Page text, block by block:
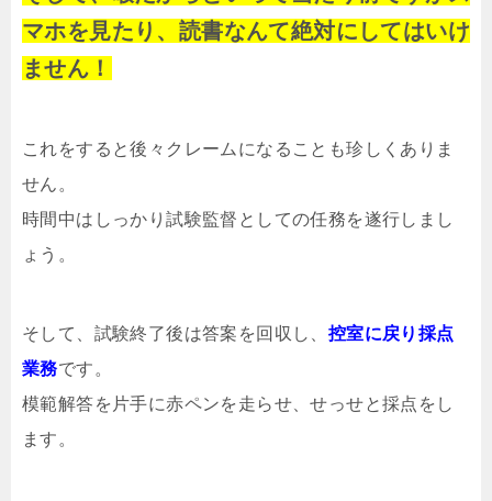
マホを見たり、読書なんて絶対にしてはいけ
ません！
これをすると後々クレームになることも珍しくありま
せん。
時間中はしっかり試験監督としての任務を遂行しまし
ょう。
そして、試験終了後は答案を回収し、 控室に戻り採点
業務です。
模範解答を片手に赤ペンを走らせ、せっせと採点をし
ます。